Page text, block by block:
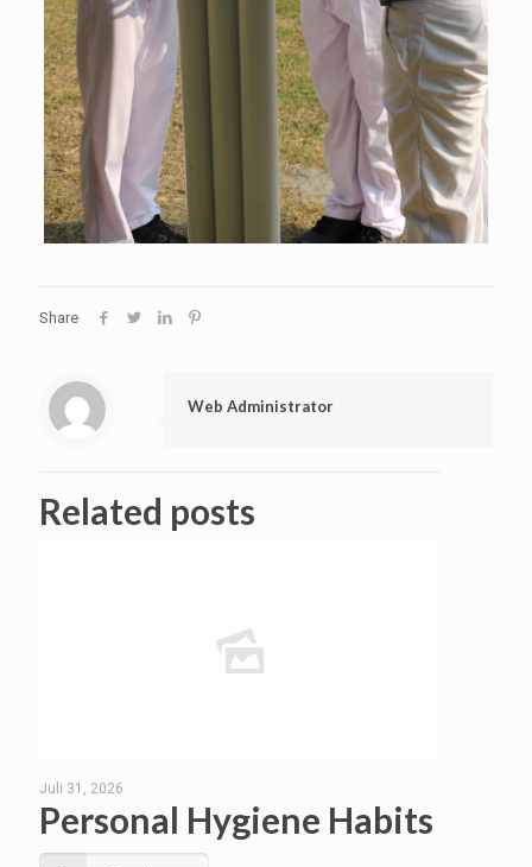
Share
Web Administrator
Related posts
Juli 31, 2026
Personal Hygiene Habits